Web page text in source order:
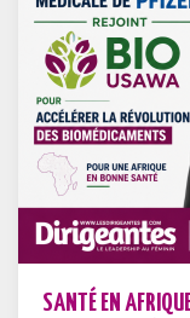
SANTÉ EN